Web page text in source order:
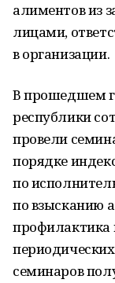
алиментов из
лицами,
в организации.
В прошедшем
республики
провели
порядке
по
по взысканию
семинаров